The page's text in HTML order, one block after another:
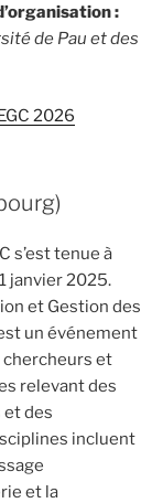
:
de Pau et des
2026
s’est tenue à
janvier 2025.
et Gestion des
un événement
chercheurs et
relevant des
et des
incluent
et la